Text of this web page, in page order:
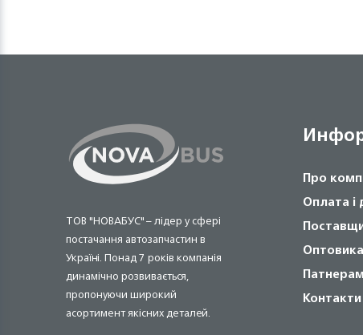
ТОВ "НОВАБУС" – лідер у сфері
постачання автозапчастин в
Україні. Понад 7 років компанія
динамічно розвивається,
пропонуючи широкий
асортимент якісних деталей.
Про
Оплата і
Патнерам
Контакти